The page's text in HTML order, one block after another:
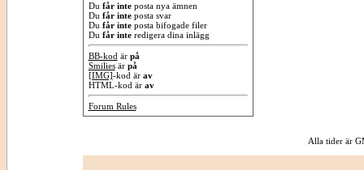
Du får inteposta nya ämnen
Du får inteposta svar
Du får inteposta bifogade filer
Du får interedigera dina inlägg
BB-kod är på
Smiliesär på
[IMG]-kod är av
HTML-kod är av
Forum Rules
Alla tider är